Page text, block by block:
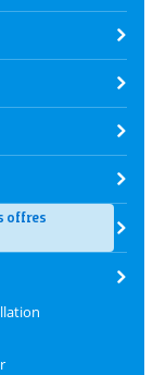
offres